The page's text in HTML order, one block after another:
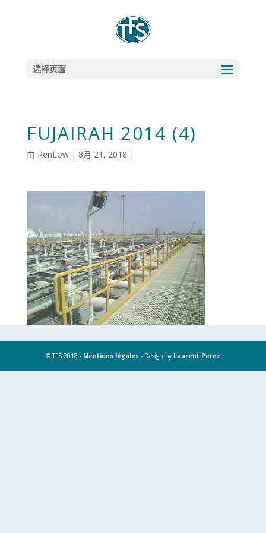
选择页面
FUJAIRAH 2014 (4)
由 RenLow| 8月 21, 2018 |
© TFS 2018 - Mentions légales - Design by Laurent Perez